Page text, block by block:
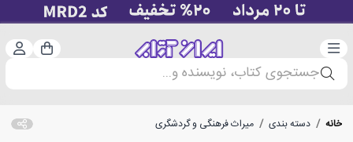
دسته‌بندی سبد
جستجوی کتاب، نویسنده و...
خانه / دسته بندی / میراث فرهنگی و گردشگری